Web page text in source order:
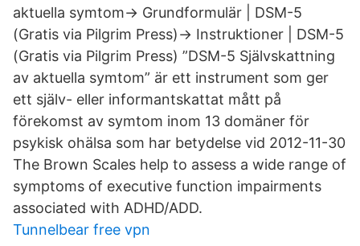
aktuella symtom-> Grundformulär | DSM-5
(Gratis via Pilgrim Press)-> Instruktioner | DSM-5
(Gratis via Pilgrim Press) ”DSM-5 Självskattning
av aktuella symtom” är ett instrument som ger
ett själv- eller informantskattat mått på
förekomst av symtom inom 13 domäner för
psykisk ohälsa som har betydelse vid 2012-11-30
The Brown Scales help to assess a wide range of
symptoms of executive function impairments
associated with ADHD/ADD.
Tunnelbear free vpn